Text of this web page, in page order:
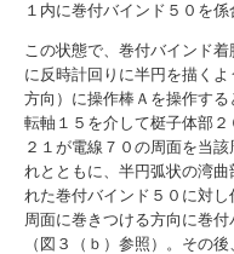
１内に巻付バインド５０を係
この状態で、巻付バインド
に反時計回りに半円を描く
方向）に操作棒Ａを操作す
転軸１５を介して梃子体部
２１が電線７０の周面を当
れとともに、半円弧状の湾
れた巻付バインド５０に対
周面に巻きつける方向に巻
（図３（ｂ）参照）。その